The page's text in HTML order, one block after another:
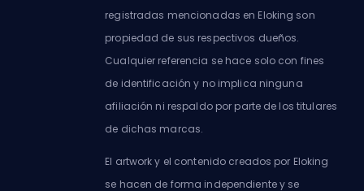
registradas mencionadas en Eloking son
propiedad de sus respectivos dueños.
Cualquier referencia se hace solo con fines
de identificación y no implica ninguna
afiliación ni respaldo por parte de los titulares
de dichas marcas.
El artwork y el contenido creados por Eloking
se hacen de forma independiente y se